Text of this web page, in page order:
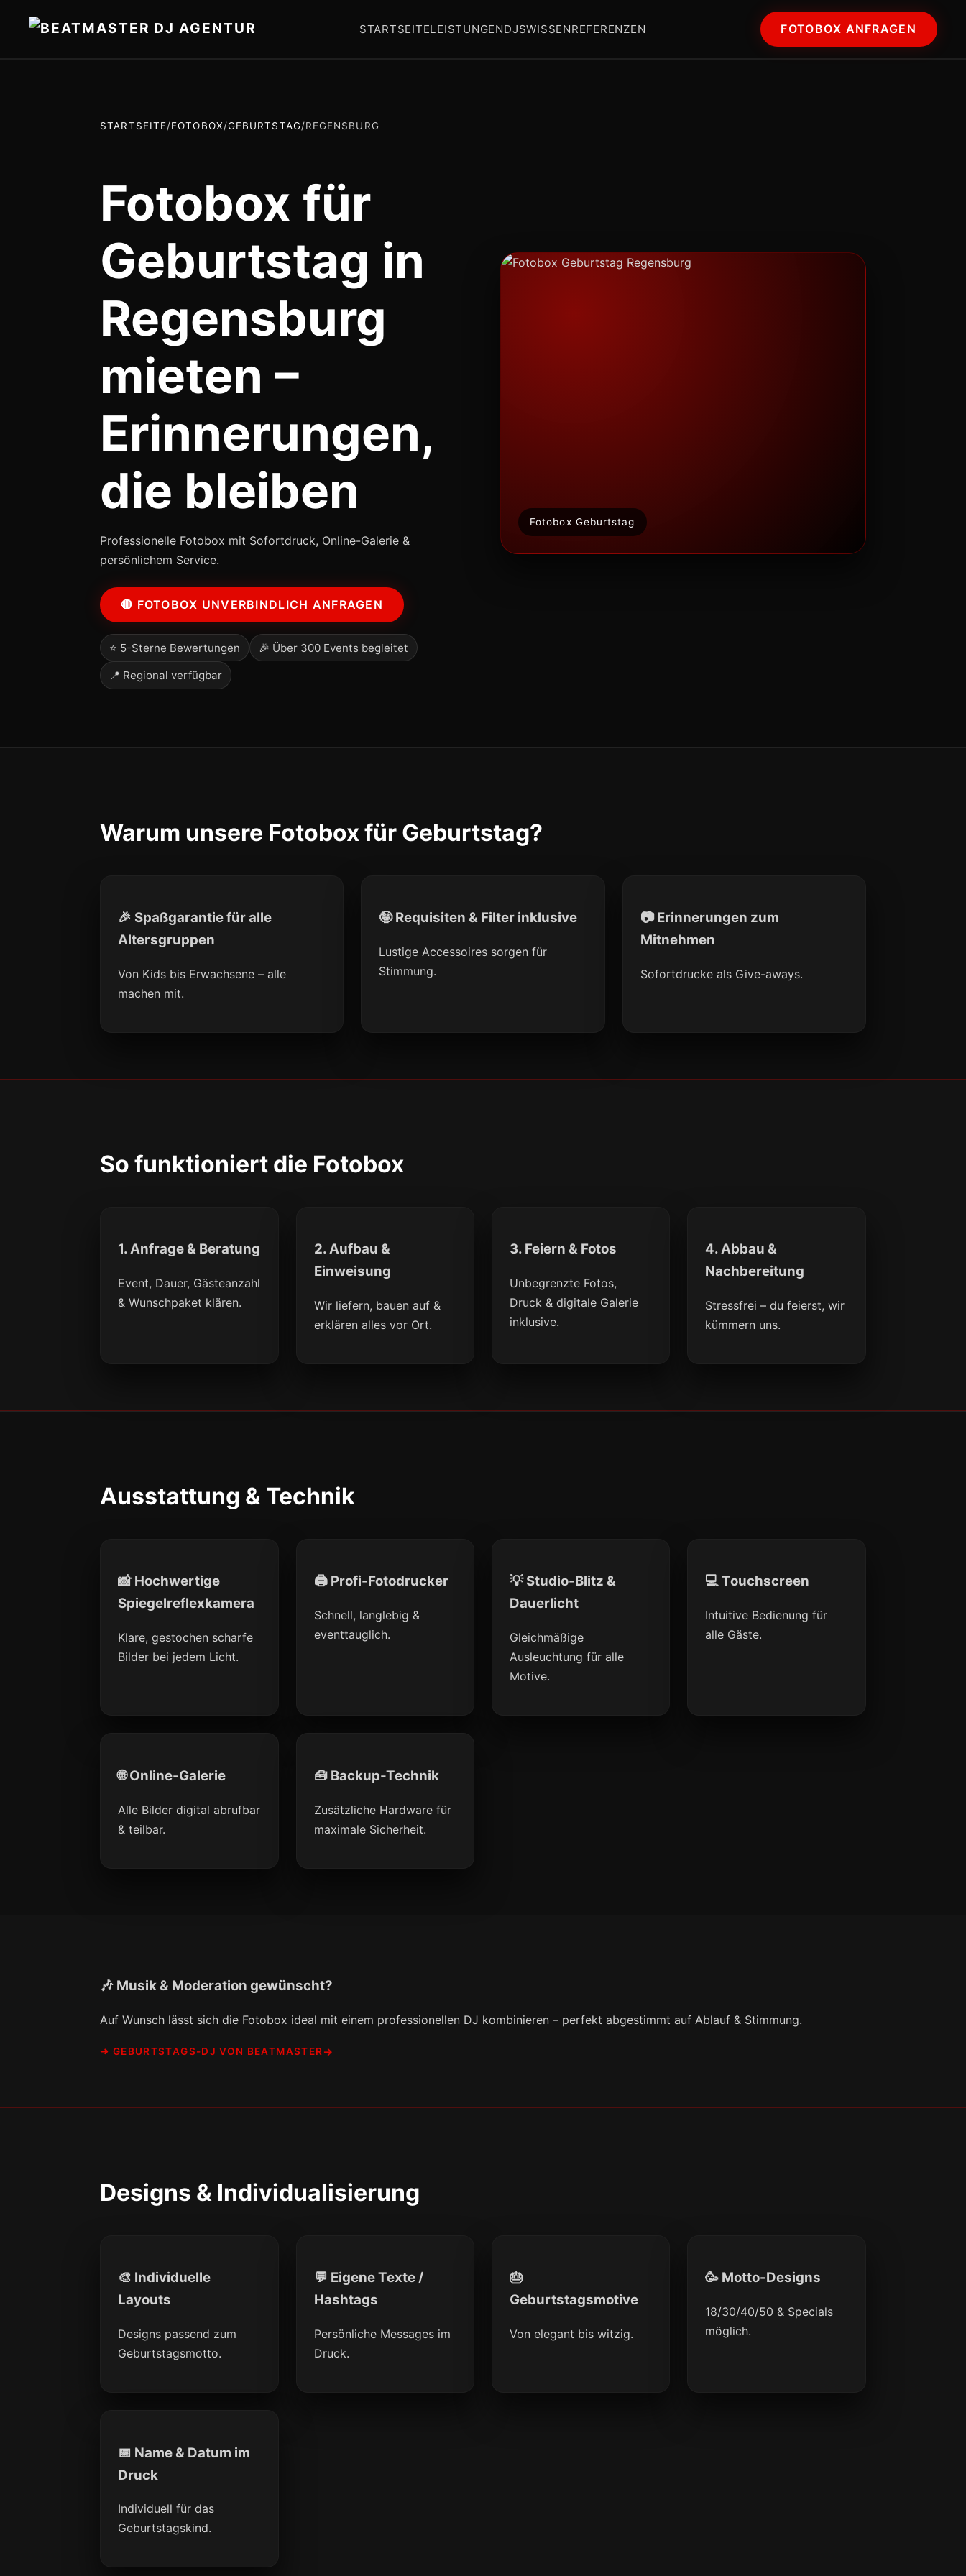
STARTSEITELEISTUNGENDJSWISSENREFERENZEN FOTOBOX ANFRAGEN
STARTSEITE/FOTOBOX/GEBURTSTAG/REGENSBURG
Fotobox für
Geburtstag in
Regensburg
mieten –
Erinnerungen,
die bleiben
Professionelle Fotobox mit Sofortdruck, Online-Galerie &
persönlichem Service.
🔴 FOTOBOX UNVERBINDLICH ANFRAGEN
⭐ 5-Sterne Bewertungen 🎉 Über 300 Events begleitet
📍 Regional verfügbar
Fotobox Geburtstag
Warum unsere Fotobox für Geburtstag?
🎉 Spaßgarantie für alle
Altersgruppen
Von Kids bis Erwachsene – alle
machen mit.
🤪 Requisiten & Filter inklusive
Lustige Accessoires sorgen für
Stimmung.
📷 Erinnerungen zum
Mitnehmen
Sofortdrucke als Give-aways.
So funktioniert die Fotobox
1. Anfrage & Beratung
Event, Dauer, Gästeanzahl
& Wunschpaket klären.
2. Aufbau &
Einweisung
Wir liefern, bauen auf &
erklären alles vor Ort.
3. Feiern & Fotos
Unbegrenzte Fotos,
Druck & digitale Galerie
inklusive.
4. Abbau &
Nachbereitung
Stressfrei – du feierst, wir
kümmern uns.
Ausstattung & Technik
📸 Hochwertige
Spiegelreflexkamera
Klare, gestochen scharfe
Bilder bei jedem Licht.
🖨 Profi-Fotodrucker
Schnell, langlebig &
eventtauglich.
💡 Studio-Blitz &
Dauerlicht
Gleichmäßige
Ausleuchtung für alle
Motive.
💻 Touchscreen
Intuitive Bedienung für
alle Gäste.
🌐 Online-Galerie
Alle Bilder digital abrufbar
& teilbar.
🧰 Backup-Technik
Zusätzliche Hardware für
maximale Sicherheit.
🎶 Musik & Moderation gewünscht?
Auf Wunsch lässt sich die Fotobox ideal mit einem professionellen DJ kombinieren – perfekt abgestimmt auf Ablauf & Stimmung.
➜ GEBURTSTAGS-DJ VON BEATMASTER
Designs & Individualisierung
🎨 Individuelle
Layouts
Designs passend zum
Geburtstagsmotto.
💬 Eigene Texte /
Hashtags
Persönliche Messages im
Druck.
🎂
Geburtstagsmotive
Von elegant bis witzig.
🥳 Motto-Designs
18/30/40/50 & Specials
möglich.
📅 Name & Datum im
Druck
Individuell für das
Geburtstagskind.